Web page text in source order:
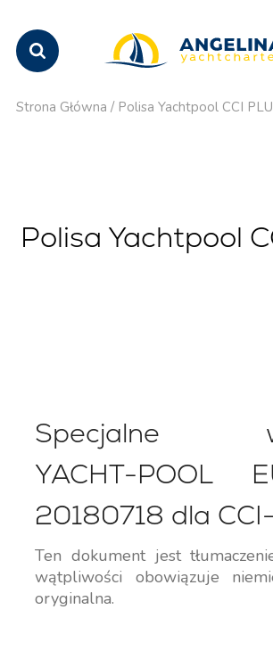
Strona Główna / Polisa Yachtpool CCI
Polisa Yachtpool
Specjalne
YACHT-POOL
20180718 dla
Ten dokument jest
wątpliwości obowiązuje
oryginalna.